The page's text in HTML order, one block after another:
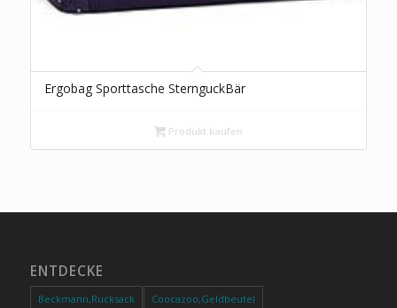
Ergobag Sporttasche SternguckBär
Produkt kaufen
ENTDECKE
Beckmann,Rucksack
Coocazoo,Geldbeutel